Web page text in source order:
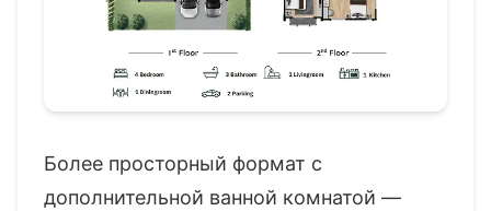
Более просторный формат с
дополнительной ванной комнатой —